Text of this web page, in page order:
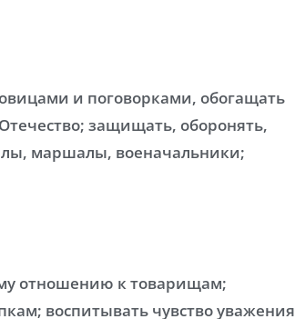
и поговорками, обогащать
защищать, оборонять,
маршалы, военачальники;
отношению к товарищам;
воспитывать чувство уважения